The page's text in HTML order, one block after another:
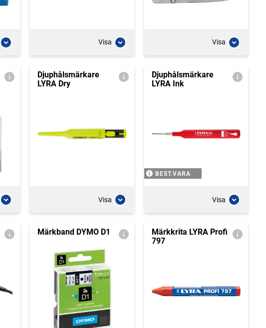
Visa Visa
Djuphålsmärkare
LYRA Dry
Visa
Djuphålsmärkare
LYRA Ink
BEST.VARA
Visa
Märkband DYMO D1
Märkkrita LYRA Profi
797